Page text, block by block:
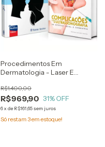
Procedimentos Em
Dermatologia - Laser E
Complicações E Uso Da
Ultrassonografia Na Estética
Facial E Cosmiatria
R$969,90
R$1.400,00
31% OFF
6x de R$161,65 sem juros
Só restam 3em estoque!